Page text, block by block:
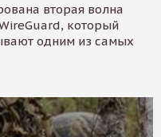
вторая волна
который
одним из самых